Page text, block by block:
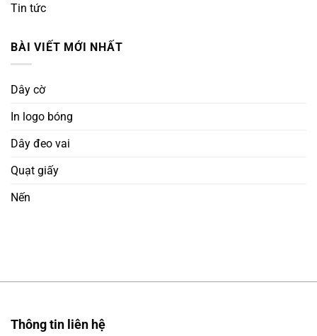
Tin tức
BÀI VIẾT MỚI NHẤT
Dây cờ
In logo bóng
Dây đeo vai
Quạt giấy
Nến
Thông tin liên hệ